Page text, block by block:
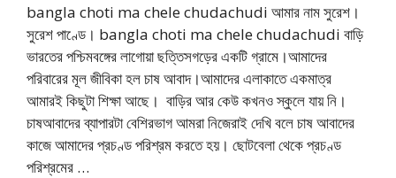
bangla choti ma chele chudachudi আমার নাম সুরেশ।
সুরেশ পাণ্ডে। bangla choti ma chele chudachudi বাড়ি
ভারতের পশ্চিমবঙ্গের লাগোয়া ছত্তিসগড়ের একটি গ্রামে।আমাদের
পরিবারের মূল জীবিকা হল চাষ আবাদ।আমাদের এলাকাতে একমাত্র
আমারই কিছুটা শিক্ষা আছে। বাড়ির আর কেউ কখনও স্কুলে যায় নি।
চাষআবাদের ব্যাপারটা বেশিরভাগ আমরা নিজেরাই দেখি বলে চাষ আবাদের
কাজে আমাদের প্রচণ্ড পরিশ্রম করতে হয়। ছোটবেলা থেকে প্রচণ্ড
পরিশ্রমের …